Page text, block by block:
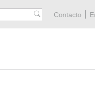
Menú
Contacto